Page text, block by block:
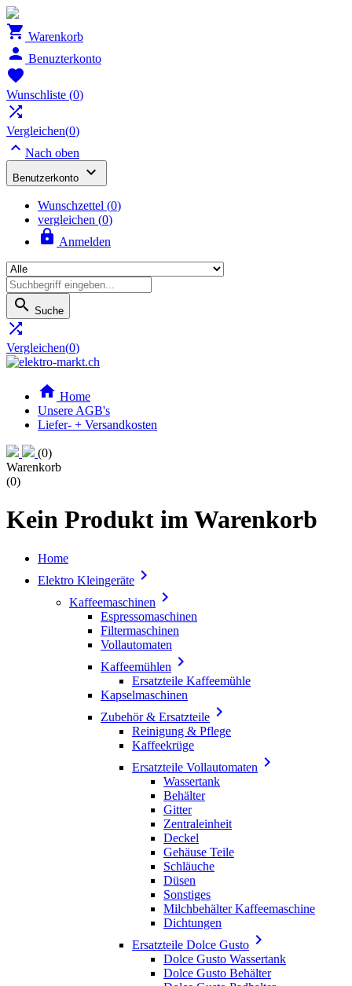
 Warenkorb
 Benuzterkonto

Wunschliste (0)

Vergleichen(0)
 Nach oben
Benutzerkonto 
Wunschzettel (0)
vergleichen (0)
 Anmelden
 Suche

Vergleichen(0)
 Home
Unsere AGB's
Liefer- + Versandkosten
(0)
Warenkorb
(0)
Kein Produkt im Warenkorb
Home
Elektro Kleingeräte 
Kaffeemaschinen 
Espressomaschinen
Filtermaschinen
Vollautomaten
Kaffeemühlen 
Ersatzteile Kaffeemühle
Kapselmaschinen
Zubehör & Ersatzteile 
Reinigung & Pflege
Kaffeekrüge
Ersatzteile Vollautomaten 
Wassertank
Behälter
Gitter
Zentraleinheit
Deckel
Gehäuse Teile
Schläuche
Düsen
Sonstiges
Milchbehälter Kaffeemaschine
Dichtungen
Ersatzteile Dolce Gusto 
Dolce Gusto Wassertank
Dolce Gusto Behälter